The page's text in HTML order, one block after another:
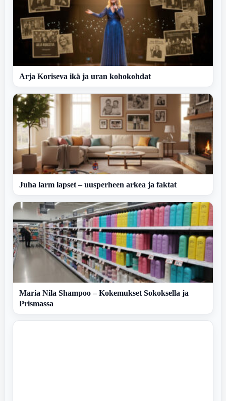
Arja Koriseva ikä ja uran kohokohdat
Juha larm lapset – uusperheen arkea ja faktat
Maria Nila Shampoo – Kokemukset Sokoksella ja
Prismassa